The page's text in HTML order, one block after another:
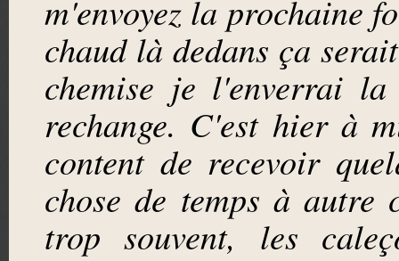
m'envoyez la prochaine
chaud là dedans ça
chemise je l'enverrai
rechange. C'est hier à
content de recevoir
chose de temps à
trop souvent, les